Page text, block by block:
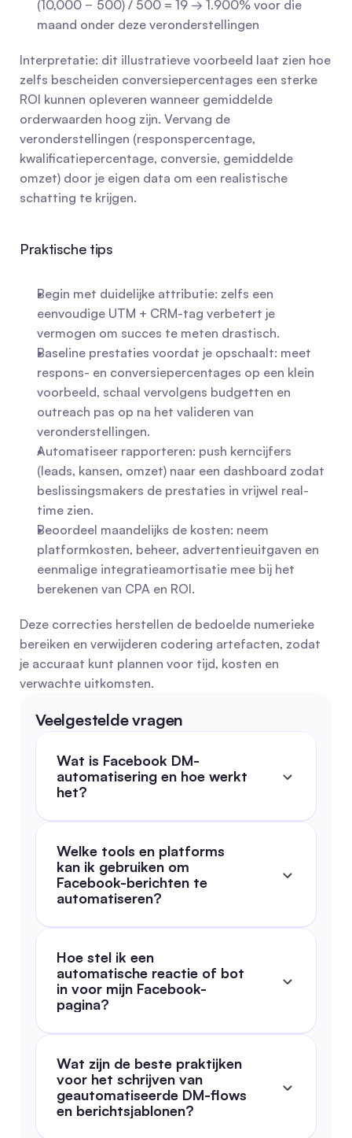
(10,000 − 500) / 500 = 19 → 1.900% voor die
maand onder deze veronderstellingen
Interpretatie: dit illustratieve voorbeeld laat zien hoe
zelfs bescheiden conversiepercentages een sterke
ROI kunnen opleveren wanneer gemiddelde
orderwaarden hoog zijn. Vervang de
veronderstellingen (responspercentage,
kwalificatiepercentage, conversie, gemiddelde
omzet) door je eigen data om een realistische
schatting te krijgen.
Praktische tips
Begin met duidelijke attributie: zelfs een
eenvoudige UTM + CRM-tag verbetert je
vermogen om succes te meten drastisch.
Baseline prestaties voordat je opschaalt: meet
respons- en conversiepercentages op een klein
voorbeeld, schaal vervolgens budgetten en
outreach pas op na het valideren van
veronderstellingen.
Automatiseer rapporteren: push kerncijfers
(leads, kansen, omzet) naar een dashboard zodat
beslissingsmakers de prestaties in vrijwel real-
time zien.
Beoordeel maandelijks de kosten: neem
platformkosten, beheer, advertentieuitgaven en
eenmalige integratieamortisatie mee bij het
berekenen van CPA en ROI.
Deze correcties herstellen de bedoelde numerieke
bereiken en verwijderen codering artefacten, zodat
je accuraat kunt plannen voor tijd, kosten en
verwachte uitkomsten.
Veelgestelde vragen
Wat is Facebook DM-
automatisering en hoe werkt
het?
Welke tools en platforms
kan ik gebruiken om
Facebook-berichten te
automatiseren?
Hoe stel ik een
automatische reactie of bot
in voor mijn Facebook-
pagina?
Wat zijn de beste praktijken
voor het schrijven van
geautomatiseerde DM-flows
en berichtsjablonen?